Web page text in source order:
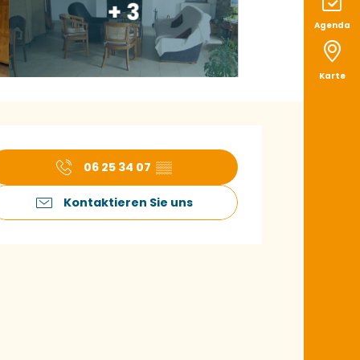
Agenda
Karte
+ 3
&
06 25 34 07 ▒▒
Kontaktieren Sie uns